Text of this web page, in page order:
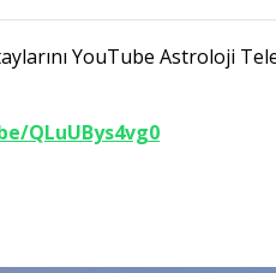
YouTube Astroloji
QLuUBys4vg0